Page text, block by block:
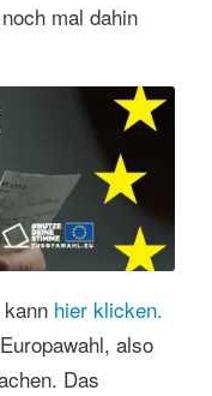
mal dahin
hier klicken.
also
Das